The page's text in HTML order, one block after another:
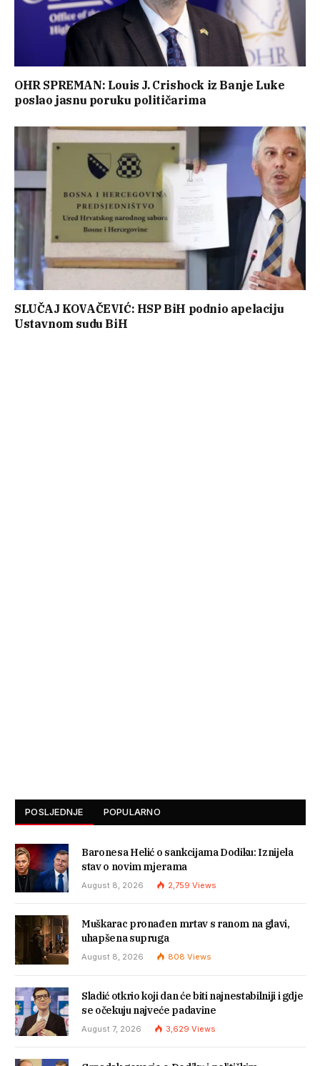
OHR SPREMAN: Louis J. Crishock iz Banje Luke
poslao jasnu poruku političarima
SLUČAJ KOVAČEVIĆ: HSP BiH podnio apelaciju
Ustavnom sudu BiH
POSLJEDNJE POPULARNO
Baronesa Helić o sankcijama Dodiku: Iznijela
stav o novim mjerama
August 8, 2026 2,759 Views
Muškarac pronađen mrtav s ranom na glavi,
uhapšena supruga
August 8, 2026 808 Views
Sladić otkrio koji dan će biti najnestabilniji i gdje
se očekuju najveće padavine
August 7, 2026 3,629 Views